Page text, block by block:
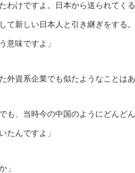
わけですよ。日本から送られてく
て新しい日本人と引き継ぎをする
意味ですよ」
外資系企業でも似たようなことは
でも、当時今の中国のようにどんど
たんですよ」
」